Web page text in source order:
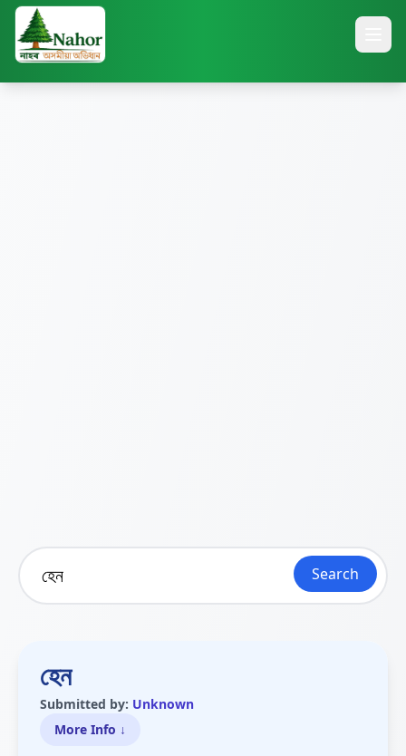
Search
হেন
Submitted by: Unknown
More Info ↓